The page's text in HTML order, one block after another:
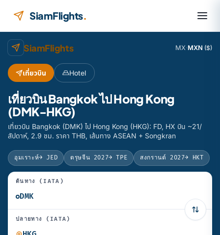
SiamFlights.
SiamFlights MX·MXN ($)
เที่ยวบิน Hotel
เที่ยวบิน Bangkok ไป Hong Kong
(DMK-HKG)
เที่ยวบิน Bangkok (DMK) ไป Hong Kong (HKG): FD, HX บิน ~21/
สัปดาห์, 2.9 ชม. ราคา THB, เส้นทาง ASEAN + Songkran
อุมเราะห์→ JED ตรุษจีน 2027→ TPE สงกรานต์ 2027→ HKT
ต้นทาง (IATA)
ปลายทาง (IATA)